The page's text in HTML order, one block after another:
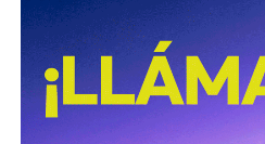
El primer paso de este camino
entregará desde mañana a
que mantendré en mis listas
como “A Tiempo y Marcando
También lee:Deudores
cárcel por ocultar bienes en